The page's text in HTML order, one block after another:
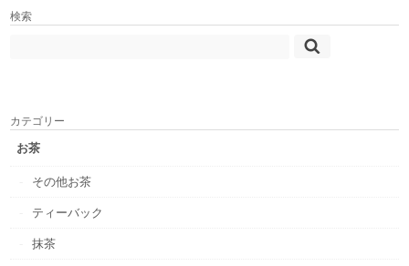
検索
カテゴリー
お茶
その他お茶
ティーバック
抹茶